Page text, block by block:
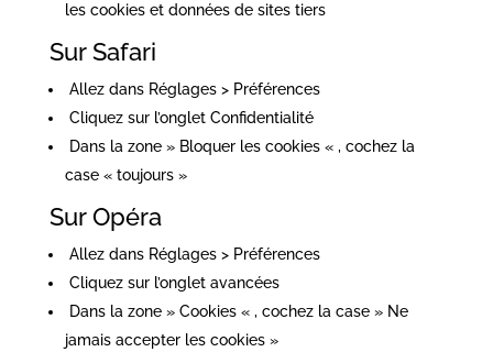
les cookies et données de sites tiers
Sur Safari
Allez dans Réglages > Préférences
Cliquez sur l’onglet Confidentialité
Dans la zone » Bloquer les cookies « , cochez la
case « toujours »
Sur Opéra
Allez dans Réglages > Préférences
Cliquez sur l’onglet avancées
Dans la zone » Cookies « , cochez la case » Ne
jamais accepter les cookies »